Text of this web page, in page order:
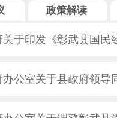
政策解读
公室关于县政府领导